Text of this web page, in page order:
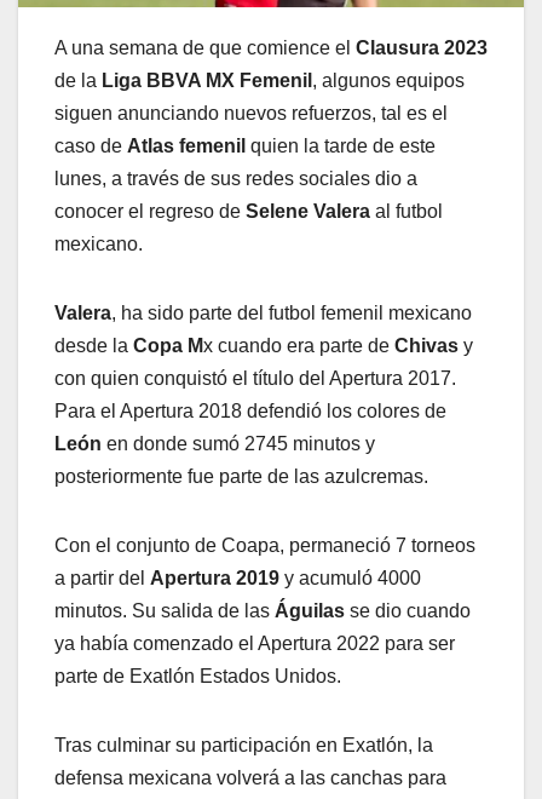
A una semana de que comience el Clausura 2023
de la Liga BBVA MX Femenil , algunos equipos
siguen anunciando nuevos refuerzos, tal es el
caso de Atlas femenil quien la tarde de este
lunes, a través de sus redes sociales dio a
conocer el regreso de Selene Valera al futbol
mexicano.
Valera, ha sido parte del futbol femenil mexicano
desde la Copa Mx cuando era parte de Chivas y
con quien conquistó el título del Apertura 2017.
Para el Apertura 2018 defendió los colores de
León en donde sumó 2745 minutos y
posteriormente fue parte de las azulcremas.
Con el conjunto de Coapa, permaneció 7 torneos
a partir del Apertura 2019 y acumuló 4000
minutos. Su salida de las Águilas se dio cuando
ya había comenzado el Apertura 2022 para ser
parte de Exatlón Estados Unidos.
Tras culminar su participación en Exatlón, la
defensa mexicana volverá a las canchas para